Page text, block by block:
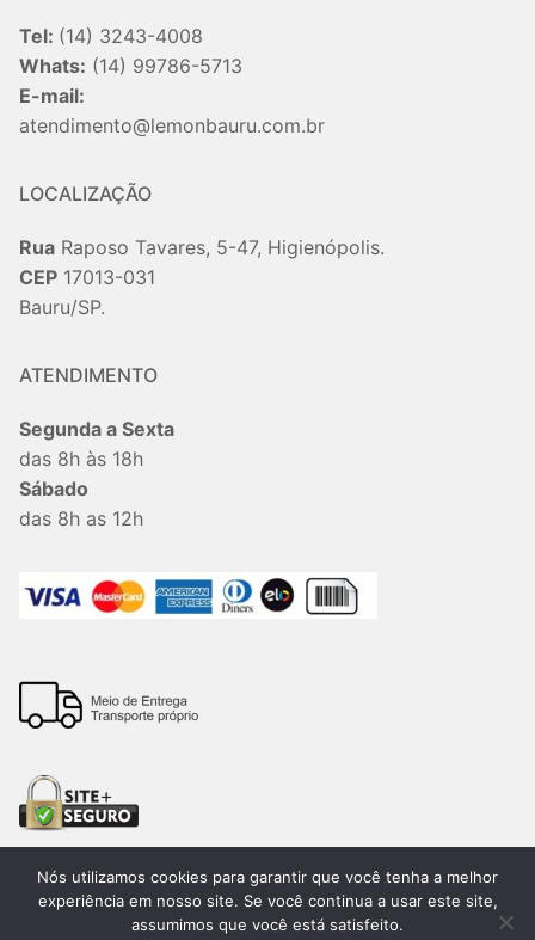
Tel: (14) 3243-4008
Whats: (14) 99786-5713
E-mail:
atendimento@lemonbauru.com.br
LOCALIZAÇÃO
Rua Raposo Tavares, 5-47, Higienópolis.
CEP 17013-031
Bauru/SP.
ATENDIMENTO
Segunda a Sexta
das 8h às 18h
Sábado
das 8h as 12h
Todos os direitos reservados. 2026®. Lemon Bauru –
Nós utilizamos cookies para garantir que você tenha a melhor
experiência em nosso site. Se você continua a usar este site,
assumimos que você está satisfeito.